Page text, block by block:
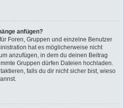
anfügen?
Foren, Gruppen und einzelne Benutzer
hat es möglicherweise nicht
anzufügen, in dem du deinen Beitrag
Gruppen dürfen Dateien hochladen.
falls du dir nicht sicher bist, wieso